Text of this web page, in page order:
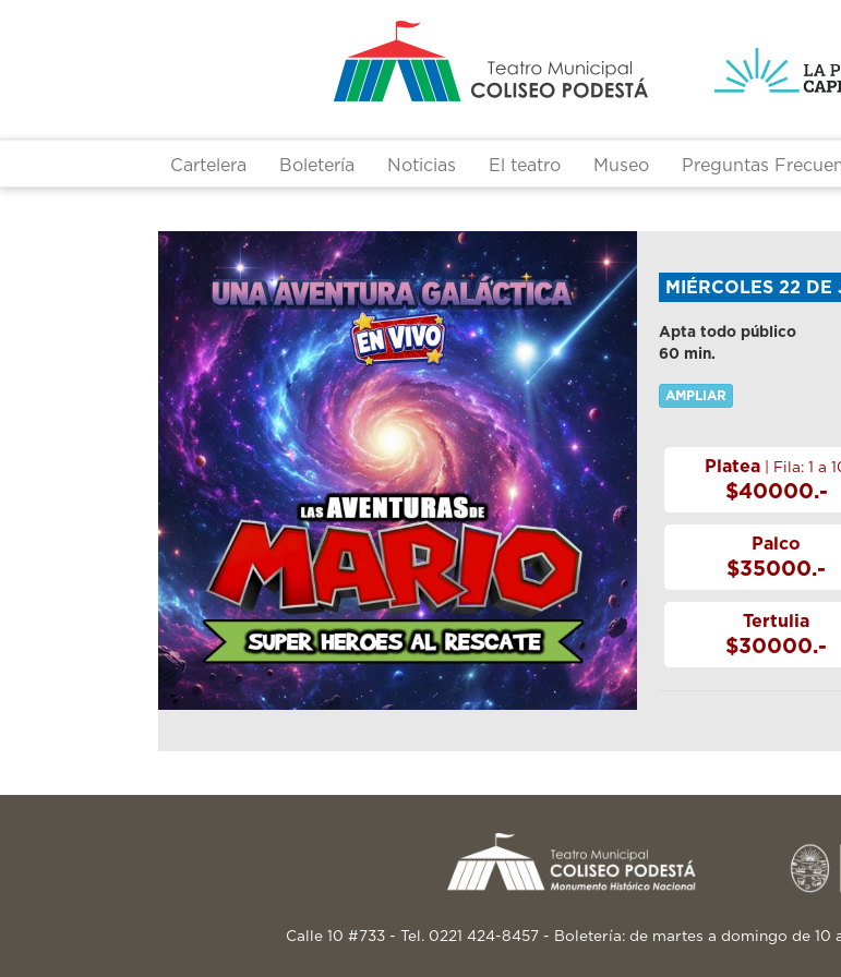
Cartelera Boletería Noticias El teatro Museo Preguntas
MIÉRCOLES 22
Apta todo público
60 min.
AMPLIAR
Platea | Fila: 1 a
$40000.-
Palco
$35000.-
Tertulia
$30000.-
Calle 10 #733 - Tel. 0221 424-8457 - Boletería: de martes a domingo de 10